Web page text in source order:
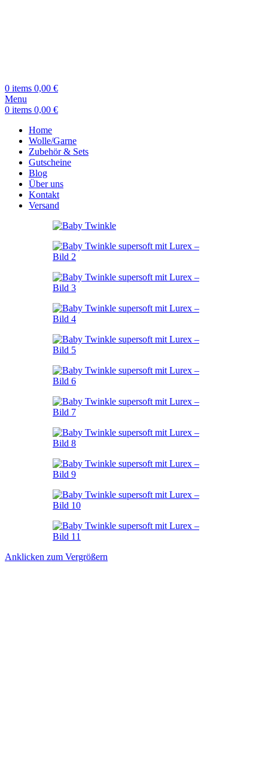
0 items 0,00 €
Menu
0 items 0,00 €
Home
Wolle/Garne
Zubehör & Sets
Gutscheine
Blog
Über uns
Kontakt
Versand
Anklicken zum Vergrößern